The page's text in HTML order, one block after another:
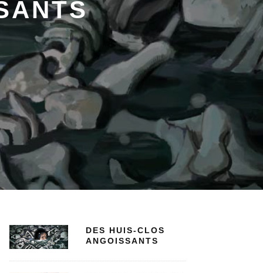
DES HUIS-CLOS
ANGOISSANTS